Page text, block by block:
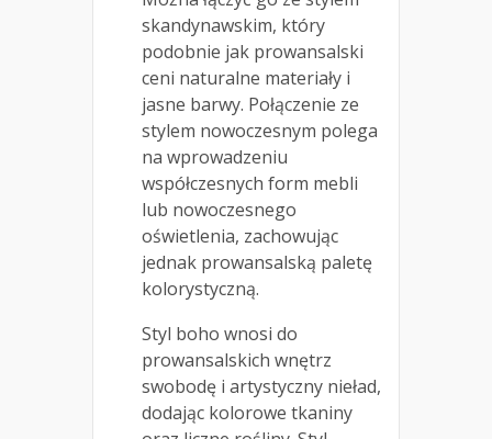
skandynawskim, który
podobnie jak prowansalski
ceni naturalne materiały i
jasne barwy. Połączenie ze
stylem nowoczesnym polega
na wprowadzeniu
współczesnych form mebli
lub nowoczesnego
oświetlenia, zachowując
jednak prowansalską paletę
kolorystyczną.
Styl boho wnosi do
prowansalskich wnętrz
swobodę i artystyczny nieład,
dodając kolorowe tkaniny